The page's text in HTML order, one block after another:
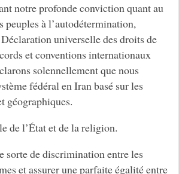
notre profonde conviction quant au
peuples à l’autodétermination,
universelle des droits de
et conventions internationaux
solennellement que nous
fédéral en Iran basé sur les
géographiques.
de l’État et de la religion.
sorte de discrimination entre les
et assurer une parfaite égalité entre